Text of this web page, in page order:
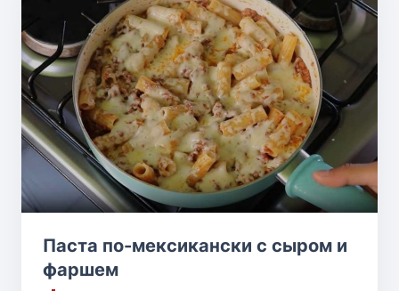
Паста по-мексикански с сыром и
фаршем